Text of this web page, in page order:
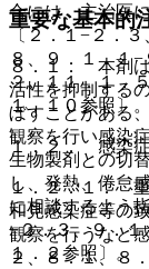
重要な基本的
８．１． 本剤
活性を抑制する
ぼすことがある
観察を行い感染
生物製剤との切
し、発熱、倦怠
に相談するよう
−２．３、９．１
１．２参照〕。
合には、主治医
〔２．１−２．３
８、９．１．１
２、１１．１．
１．１０参照〕。
１．２． 感染
１．２．１．
和見感染症等の
観察を行うなど
２、８．１、８